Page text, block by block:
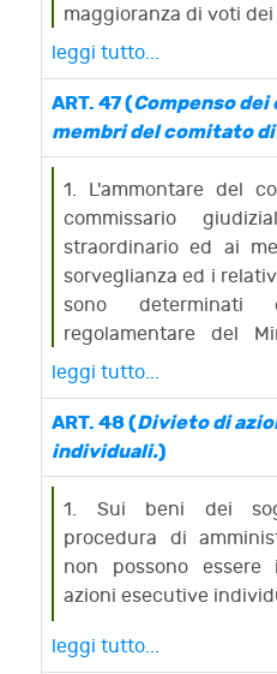
4. I membri del
esperti hanno diritto a
disposizioni del
dall'articolo 47; gli
rimborso delle spese.
sono liquidati dal
maggioranza di voti
3. Il comitato
giorni dalla richiesta,
urgenza, non sia
un termine più
inferiore a tre giorni.
4. Il comitato ed ogni
qualunque momento
contabili e i
possono chiedere
straordinario e
leggi tutto...
ART. 47 (Compenso
membri del comitato
1. L'ammontare del
commissario
straordinario ed ai
sorveglianza ed i
sono determinati
regolamentare del
economico, di
dell'economia e
tenuto conto, per
adattamenti resi
della procedura,
decreto ministeriale
recante
l'adeguamento dei
curatori fallimentari e
preventivo" nonche'
leggi tutto...
ART. 48 (Divieto di
individuali.)
1. Sui beni dei
procedura di
non possono essere
azioni esecutive
leggi tutto...